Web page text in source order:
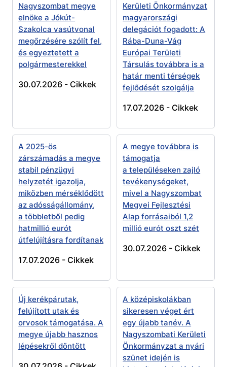
Nagyszombat megye
elnöke a Jókút-
Szakolca vasútvonal
megőrzésére szólít fel,
és egyeztetett a
polgármesterekkel
30.07.2026 - Cikkek
Kerületi Önkormányzat
magyarországi
delegációt fogadott: A
Rába-Duna-Vág
Európai Területi
Társulás továbbra is a
határ menti térségek
fejlődését szolgálja
17.07.2026 - Cikkek
A 2025-ös
zárszámadás a megye
stabil pénzügyi
helyzetét igazolja,
miközben mérséklődött
az adósságállomány,
a többletből pedig
hatmillió eurót
útfelújításra fordítanak
17.07.2026 - Cikkek
A megye továbbra is
támogatja
a településeken zajló
tevékenységeket,
mivel a Nagyszombat
Megyei Fejlesztési
Alap forrásaiból 1,2
millió eurót oszt szét
30.07.2026 - Cikkek
Új kerékpárutak,
felújított utak és
orvosok támogatása. A
megye újabb hasznos
lépésekről döntött
A középiskolákban
sikeresen véget ért
egy újabb tanév. A
Nagyszombati Kerületi
Önkormányzat a nyári
szünet idején is